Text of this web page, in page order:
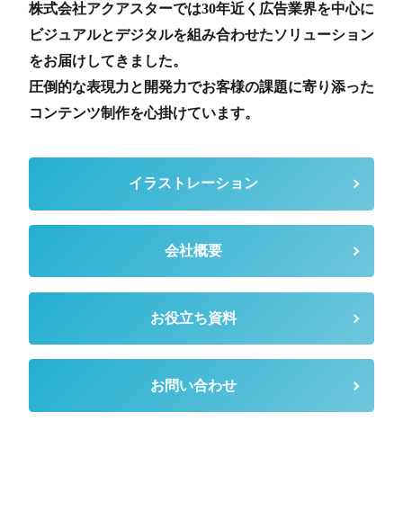
株式会社アクアスターでは30年近く広告業界を中心に
ビジュアルとデジタルを組み合わせたソリューション
をお届けしてきました。
圧倒的な表現力と開発力でお客様の課題に寄り添った
コンテンツ制作を心掛けています。
イラストレーション
会社概要
お役立ち資料
お問い合わせ